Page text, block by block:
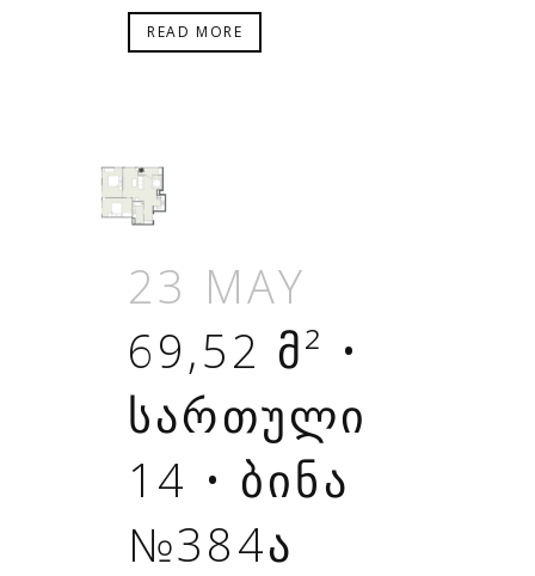
READ MORE
23 MAY
69,52 Მ² •
ᲡᲐᲠᲗᲣᲚᲘ
14 • ᲑᲘᲜᲐ
№384Ა